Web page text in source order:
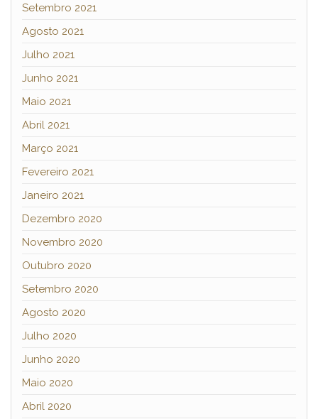
Setembro 2021
Agosto 2021
Julho 2021
Junho 2021
Maio 2021
Abril 2021
Março 2021
Fevereiro 2021
Janeiro 2021
Dezembro 2020
Novembro 2020
Outubro 2020
Setembro 2020
Agosto 2020
Julho 2020
Junho 2020
Maio 2020
Abril 2020